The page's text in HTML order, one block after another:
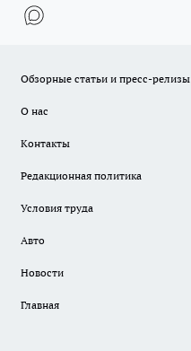
Обзорные статьи и пресс-релизы
О нас
Контакты
Редакционная политика
Условия труда
Авто
Новости
Главная